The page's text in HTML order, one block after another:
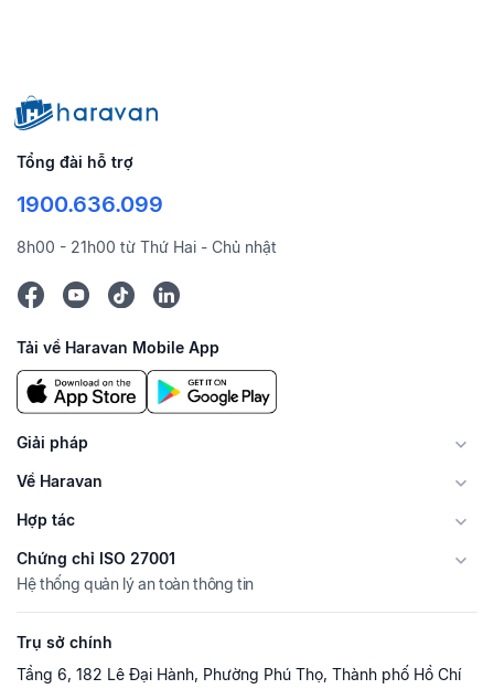
Tổng đài hỗ trợ
1900.636.099
8h00 - 21h00 từ Thứ Hai - Chủ nhật
Tải về Haravan Mobile App
Giải pháp
Về Haravan
Hợp tác
Chứng chỉ ISO 27001
Hệ thống quản lý an toàn thông tin
Trụ sở chính
Tầng 6, 182 Lê Đại Hành, Phường Phú Thọ, Thành phố Hồ Chí